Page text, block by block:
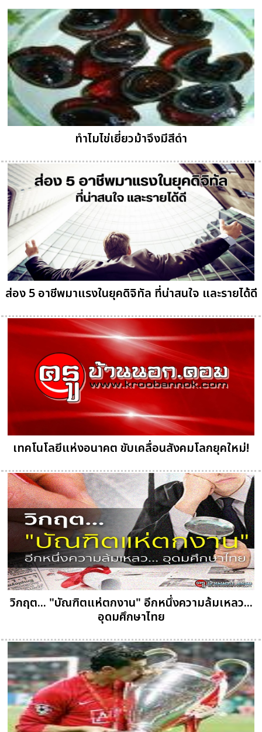
ทำไมไข่เยี่ยวม้าจึงมีสีดำ
ส่อง 5 อาชีพมาแรงในยุคดิจิทัล ที่น่าสนใจ และรายได้ดี
เทคโนโลยีแห่งอนาคต ขับเคลื่อนสังคมโลกยุคใหม่!
วิกฤต... "บัณฑิตแห่ตกงาน" อีกหนึ่งความล้มเหลว...
อุดมศึกษาไทย